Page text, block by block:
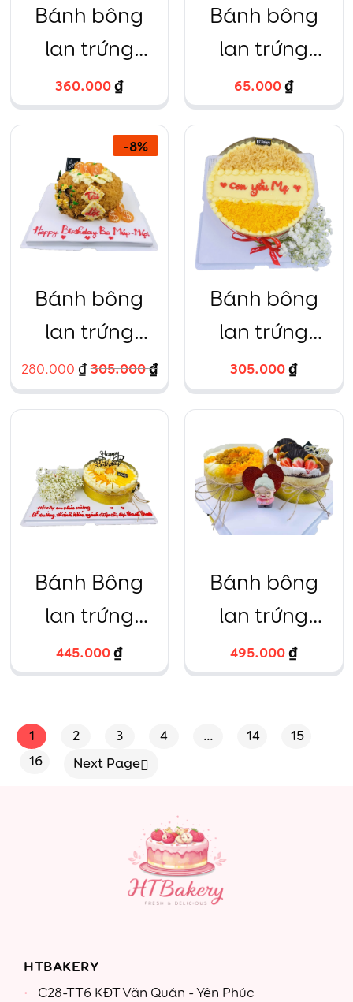
Bánh bông
lan trứng
muối hình trái
tim kèm phụ
kiện xinh
360.000₫
Bánh bông
lan trứng
muối hộp giấy
tròn
65.000₫
-8%
Bánh bông
lan trứng
muối hũ vàng
280.000 ₫ 305.000₫
Bánh bông
lan trứng
muối kèm hoa
baby
305.000₫
Bánh Bông
lan trứng
muối kèm hoa
tươi, hộp
445.000₫
Bánh bông
lan trứng
muối kết hợp
Tiramissu
495.000₫
1 2 3 4 … 14
15
16
Next Page
HTBAKERY
C28-TT6 KĐT Văn Quán - Yên Phúc